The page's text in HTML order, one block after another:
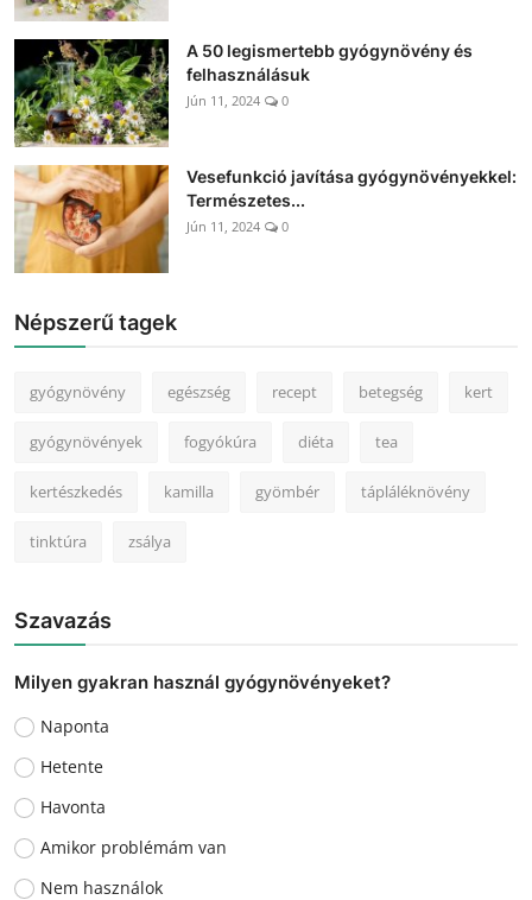
A 50 legismertebb gyógynövény és
felhasználásuk
Jún 11, 2024 0
Vesefunkció javítása gyógynövényekkel:
Természetes...
Jún 11, 2024 0
Népszerű tagek
gyógynövény egészség recept betegség kert
gyógynövények fogyókúra diéta tea
kertészkedés kamilla gyömbér tápláléknövény
tinktúra zsálya
Szavazás
Milyen gyakran használ gyógynövényeket?
Naponta
Hetente
Havonta
Amikor problémám van
Nem használok